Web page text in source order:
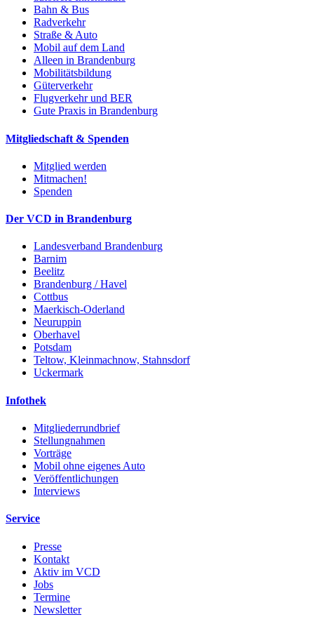
Bahn & Bus
Radverkehr
Straße & Auto
Mobil auf dem Land
Alleen in Brandenburg
Mobilitätsbildung
Güterverkehr
Flugverkehr und BER
Gute Praxis in Brandenburg
Mitgliedschaft & Spenden
Mitglied werden
Mitmachen!
Spenden
Der VCD in Brandenburg
Landesverband Brandenburg
Barnim
Beelitz
Brandenburg / Havel
Cottbus
Maerkisch-Oderland
Neuruppin
Oberhavel
Potsdam
Teltow, Kleinmachnow, Stahnsdorf
Uckermark
Infothek
Mitgliederrundbrief
Stellungnahmen
Vorträge
Mobil ohne eigenes Auto
Veröffentlichungen
Interviews
Service
Presse
Kontakt
Aktiv im VCD
Jobs
Termine
Newsletter